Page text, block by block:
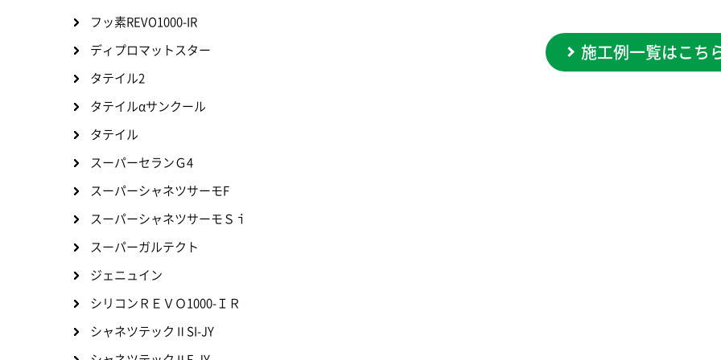
施工例一覧はこち
フッ素REVO1000-IR
ディプロマットスター
タテイル2
タテイルαサンクール
タテイル
スーパーセランＧ4
スーパーシャネツサーモF
スーパーシャネツサーモＳｉ
スーパーガルテクト
ジェニュイン
シリコンＲＥＶＯ1000-ＩＲ
シャネツテックⅡSI-JY